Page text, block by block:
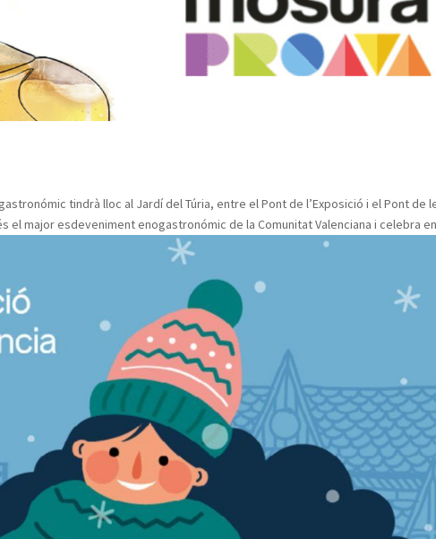
tindrà lloc al Jardí del Túria, entre el Pont de l’Exposició i el Pont de
el major esdeveniment enogastronómic de la Comunitat Valenciana i celebra